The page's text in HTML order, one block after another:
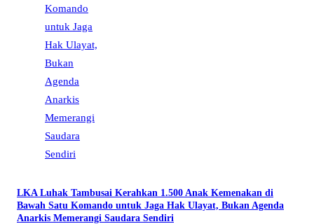
LKA Luhak Tambusai Kerahkan 1.500 Anak Kemenakan di
Bawah Satu Komando untuk Jaga Hak Ulayat, Bukan Agenda
Anarkis Memerangi Saudara Sendiri